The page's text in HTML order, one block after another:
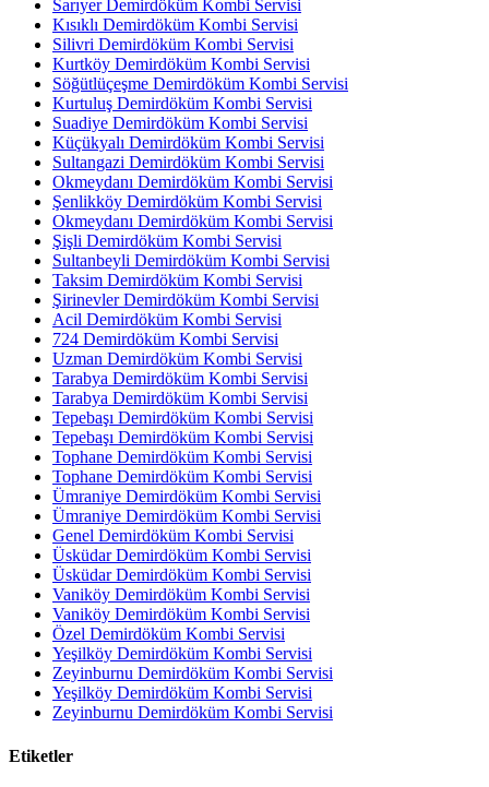
Sarıyer Demirdöküm Kombi Servisi
Kısıklı Demirdöküm Kombi Servisi
Silivri Demirdöküm Kombi Servisi
Kurtköy Demirdöküm Kombi Servisi
Söğütlüçeşme Demirdöküm Kombi Servisi
Kurtuluş Demirdöküm Kombi Servisi
Suadiye Demirdöküm Kombi Servisi
Küçükyalı Demirdöküm Kombi Servisi
Sultangazi Demirdöküm Kombi Servisi
Okmeydanı Demirdöküm Kombi Servisi
Şenlikköy Demirdöküm Kombi Servisi
Okmeydanı Demirdöküm Kombi Servisi
Şişli Demirdöküm Kombi Servisi
Sultanbeyli Demirdöküm Kombi Servisi
Taksim Demirdöküm Kombi Servisi
Şirinevler Demirdöküm Kombi Servisi
Acil Demirdöküm Kombi Servisi
724 Demirdöküm Kombi Servisi
Uzman Demirdöküm Kombi Servisi
Tarabya Demirdöküm Kombi Servisi
Tarabya Demirdöküm Kombi Servisi
Tepebaşı Demirdöküm Kombi Servisi
Tepebaşı Demirdöküm Kombi Servisi
Tophane Demirdöküm Kombi Servisi
Tophane Demirdöküm Kombi Servisi
Ümraniye Demirdöküm Kombi Servisi
Ümraniye Demirdöküm Kombi Servisi
Genel Demirdöküm Kombi Servisi
Üsküdar Demirdöküm Kombi Servisi
Üsküdar Demirdöküm Kombi Servisi
Vaniköy Demirdöküm Kombi Servisi
Vaniköy Demirdöküm Kombi Servisi
Özel Demirdöküm Kombi Servisi
Yeşilköy Demirdöküm Kombi Servisi
Zeyinburnu Demirdöküm Kombi Servisi
Yeşilköy Demirdöküm Kombi Servisi
Zeyinburnu Demirdöküm Kombi Servisi
Etiketler